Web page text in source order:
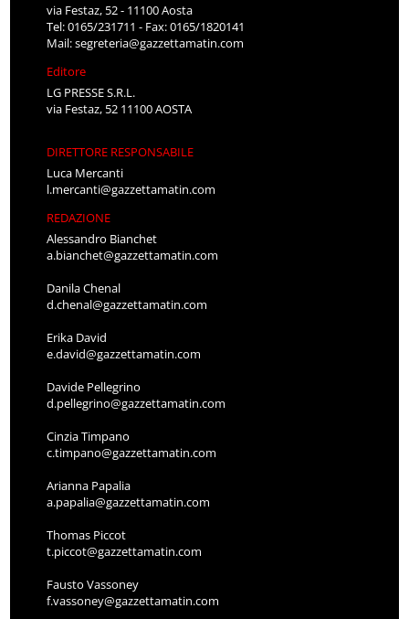
via Festaz, 52 - 11100 Aosta
Tel: 0165/231711 - Fax: 0165/1820141
Mail:segreteria@gazzettamatin.com
Editore
LG PRESSE S.R.L.
via Festaz, 52 11100 AOSTA
DIRETTORE RESPONSABILE
Luca Mercanti
l.mercanti@gazzettamatin.com
REDAZIONE
Alessandro Bianchet
a.bianchet@gazzettamatin.com
Danila Chenal
d.chenal@gazzettamatin.com
Erika David
e.david@gazzettamatin.com
Davide Pellegrino
d.pellegrino@gazzettamatin.com
Cinzia Timpano
c.timpano@gazzettamatin.com
Arianna Papalia
a.papalia@gazzettamatin.com
Thomas Piccot
t.piccot@gazzettamatin.com
Fausto Vassoney
f.vassoney@gazzettamatin.com